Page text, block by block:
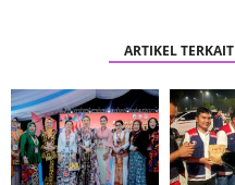
ARTIKEL TERKAIT